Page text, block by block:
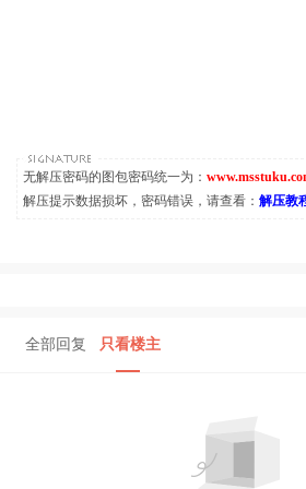
无解压密码的图包密码统一为：
解压提示数据损坏，密码错误，请查看： 解压教
全部回复 只看楼主